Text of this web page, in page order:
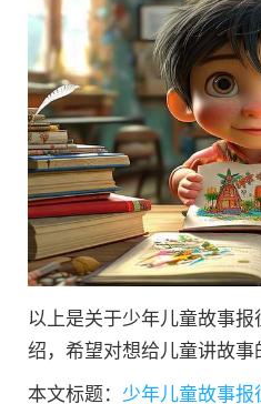
以上是关于少年儿童故事
绍，希望对想给儿童讲故事
本文标题： 少年儿童故事报